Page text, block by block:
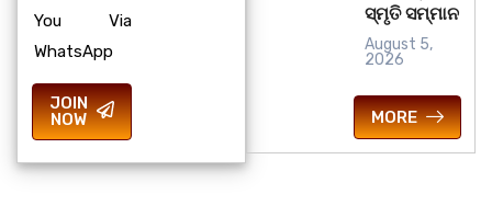
You Via
WhatsApp
JOIN
NOW
ସ୍ମୃତି ସମ୍ମାନ
August 5,
2026
MORE